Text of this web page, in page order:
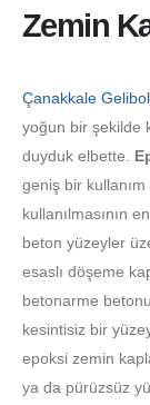
Zemin
Çanakkale
yoğun bir şekilde
duyduk elbette.
geniş bir
kullanılmasının
beton yüzeyler
esaslı döşeme
betonarme
kesintisiz bir
epoksi zemin
ya da pürüzsüz